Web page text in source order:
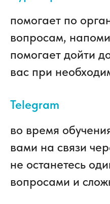
помогает по
вопросам,
помогает дойти
вас при
Telegram
во время
вами на связи
не останетесь
вопросами и